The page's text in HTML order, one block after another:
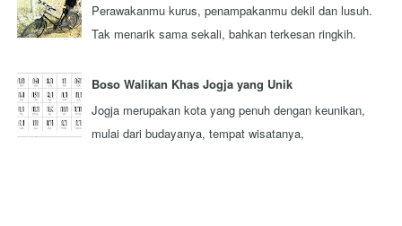
Perawakanmu kurus, penampakanmu dekil dan lusuh.
Tak menarik sama sekali, bahkan terkesan ringkih.
Boso Walikan Khas Jogja yang Unik
Jogja merupakan kota yang penuh dengan keunikan,
mulai dari budayanya, tempat wisatanya,